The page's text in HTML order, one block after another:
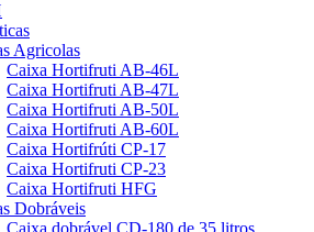
Agricolas
Caixa Hortifruti AB-46L
Caixa Hortifruti AB-47L
Caixa Hortifruti AB-50L
Caixa Hortifruti AB-60L
Caixa Hortifrúti CP-17
Caixa Hortifruti CP-23
Caixa Hortifruti HFG
Dobráveis
Caixa dobrável CD-180 de 35 litros